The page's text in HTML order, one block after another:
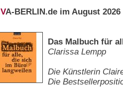
VA-BERLIN.de im August 2026
Das Malbuch für
Clarissa Lempp
Die Künstlerin
Die